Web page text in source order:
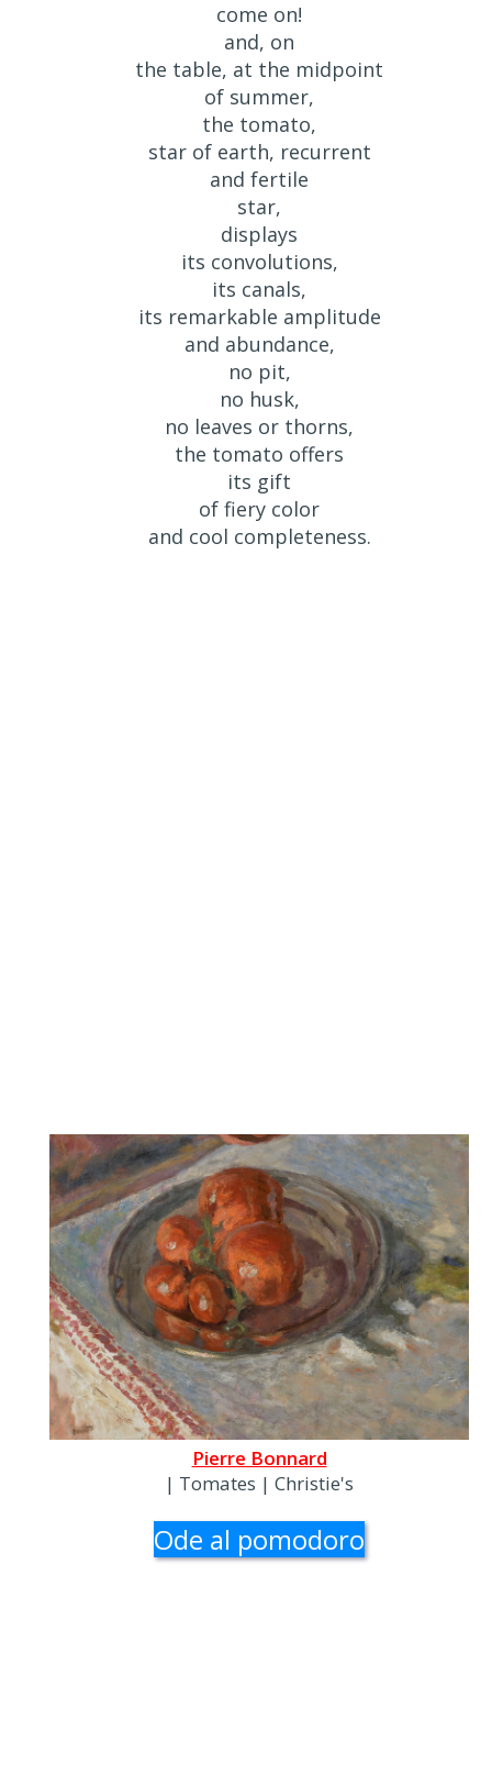
come on!
and, on
the table, at the midpoint
of summer,
the tomato,
star of earth, recurrent
and fertile
star,
displays
its convolutions,
its canals,
its remarkable amplitude
and abundance,
no pit,
no husk,
no leaves or thorns,
the tomato offers
its gift
of fiery color
and cool completeness.
Pierre Bonnard
| Tomates | Christie's
Ode al pomodoro